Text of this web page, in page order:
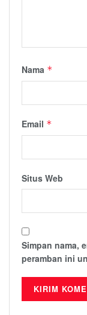
Nama *
Email *
Situs Web
Simpan nama,
peramban ini